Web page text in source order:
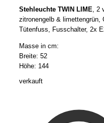
Stehleuchte TWIN LIME ,
zitronengelb & limettengrün,
Tütenfuss, Fusschalter, 2x
Masse in cm:
Breite: 52
Höhe: 144
verkauft